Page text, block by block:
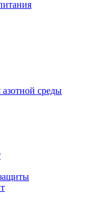
среды